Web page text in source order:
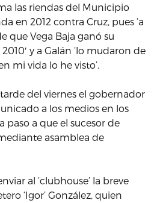
las riendas del Municipio
en 2012 contra Cruz, pues ‘a
que Vega Baja ganó su
y a Galán ‘lo mudaron de
mi vida lo he visto’.
del viernes el gobernador
a los medios en los
a que el sucesor de
asamblea de
al ‘clubhouse’ la breve
‘Igor’ González, quien